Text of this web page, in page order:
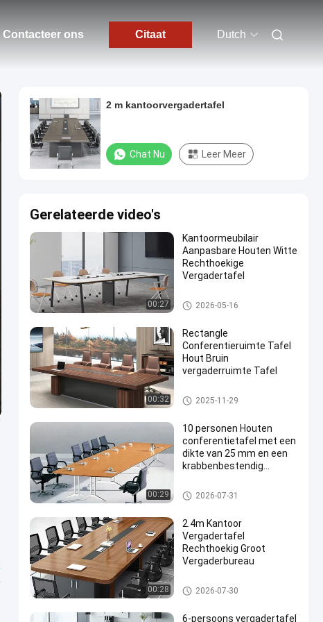
Contacteer ons Citaat Dutch
2 m kantoorvergadertafel
Chat Nu Leer Meer
Gerelateerde video's
00:27
Kantoormeubilair
Aanpasbare Houten Witte
Rechthoekige
Vergadertafel
de lijst van de bureauconferent
ie
2026-05-16
00:32
Rectangle
Conferentieruimte Tafel
Hout Bruin
vergaderruimte Tafel
de lijst van de bureauconferent
ie
2025-11-29
00:29
10 personen Houten
conferentietafel met een
dikte van 25 mm en een
krabbenbestendig
vergaderingen in de raad
van bestuur
de lijst van de bureauconferent
ie
2026-07-31
00:28
2.4m Kantoor
Vergadertafel
Rechthoekig Groot
Vergaderbureau
de lijst van de bureauconferent
ie
2026-07-30
6-persoons vergadertafel